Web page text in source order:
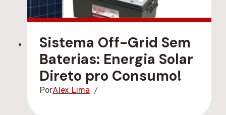
Sistema Off-Grid Sem
Baterias: Energia Solar
Direto pro Consumo!
PorAlex Lima